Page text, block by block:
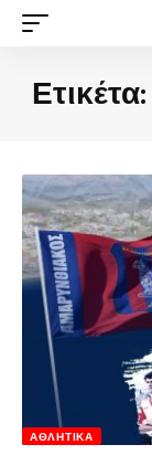
Ετικέτα:
ΑΘΛΗΤΙΚΆ